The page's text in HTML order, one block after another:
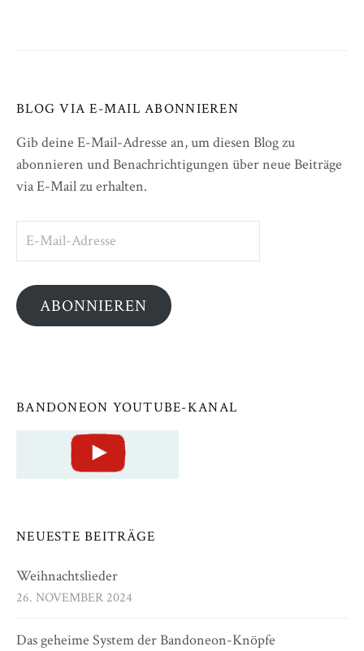
BLOG VIA E-MAIL ABONNIEREN
Gib deine E-Mail-Adresse an, um diesen Blog zu
abonnieren und Benachrichtigungen über neue Beiträge
via E-Mail zu erhalten.
ABONNIEREN
BANDONEON YOUTUBE-KANAL
NEUESTE BEITRÄGE
Weihnachtslieder
26. NOVEMBER 2024
Das geheime System der Bandoneon-Knöpfe